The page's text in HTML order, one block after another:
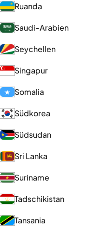
Ruanda
Saudi-Arabien
Seychellen
Singapur
Somalia
Südkorea
Südsudan
Sri Lanka
Suriname
Tadschikistan
Tansania